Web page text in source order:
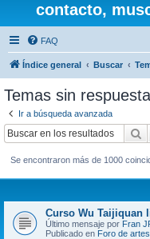
contacto,
FAQ
Índice general Buscar
Temas sin respuesta
Ir a búsqueda avanzada
Se encontraron más de 1000
Curso Wu Taijiquan
Último mensaje por Fran
Publicado en Foro de